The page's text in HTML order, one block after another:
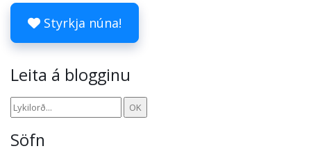
Styrkja núna!
Leita á blogginu
Söfn